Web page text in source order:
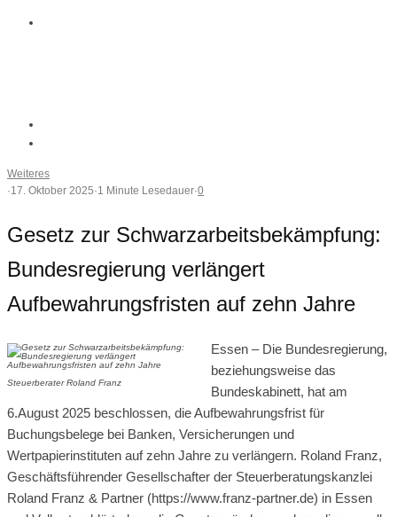
Weiteres
·17. Oktober 2025·1 Minute Lesedauer·0
Gesetz zur Schwarzarbeitsbekämpfung:
Bundesregierung verlängert
Aufbewahrungsfristen auf zehn Jahre
Steuerberater Roland Franz
Essen – Die Bundesregierung,
beziehungsweise das
Bundeskabinett, hat am
6.August 2025 beschlossen, die Aufbewahrungsfrist für
Buchungsbelege bei Banken, Versicherungen und
Wertpapierinstituten auf zehn Jahre zu verlängern. Roland Franz,
Geschäftsführender Gesellschafter der Steuerberatungskanzlei
Roland Franz & Partner (https://www.franz-partner.de) in Essen